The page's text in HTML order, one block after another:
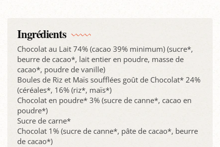
Ingrédients
Chocolat au Lait 74% (cacao 39% minimum) (sucre*,
beurre de cacao*, lait entier en poudre, masse de
cacao*, poudre de vanille)
Boules de Riz et Maïs soufflées goût de Chocolat* 24%
(céréales*, 16% (riz*, maïs*)
Chocolat en poudre* 3% (sucre de canne*, cacao en
poudre*)
Sucre de carne*
Chocolat 1% (sucre de canne*, pâte de cacao*, beurre
de cacao*)